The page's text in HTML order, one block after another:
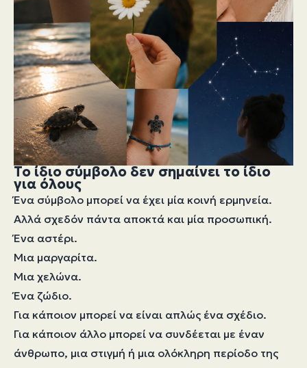
Το ίδιο σύμβολο δεν σημαίνει το ίδιο
για όλους
Ένα σύμβολο μπορεί να έχει μία κοινή ερμηνεία.
Αλλά σχεδόν πάντα αποκτά και μία προσωπική.
Ένα αστέρι.
Μια μαργαρίτα.
Μια χελώνα.
Ένα ζώδιο.
Για κάποιον μπορεί να είναι απλώς ένα σχέδιο.
Για κάποιον άλλο μπορεί να συνδέεται με έναν
άνθρωπο, μια στιγμή ή μια ολόκληρη περίοδο της